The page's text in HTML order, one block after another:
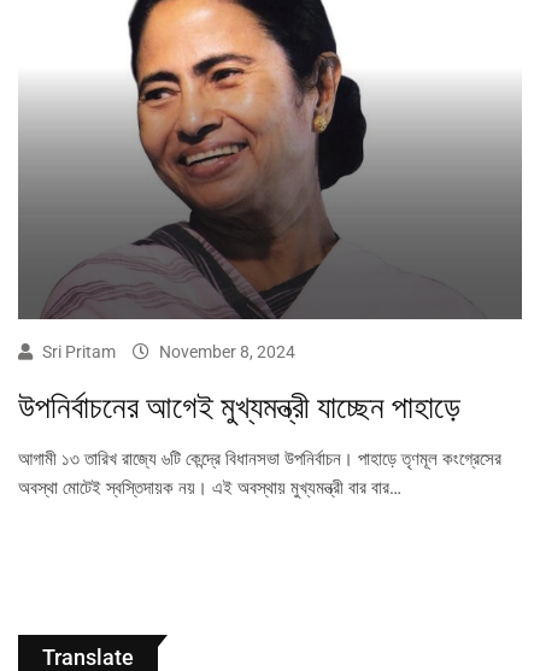
Sri Pritam November 8, 2024
উপনির্বাচনের আগেই মুখ্যমন্ত্রী যাচ্ছেন পাহাড়ে
আগামী ১৩ তারিখ রাজ্যে ৬টি কেন্দ্রে বিধানসভা উপনির্বাচন। পাহাড়ে তৃণমূল কংগ্রেসের
অবস্থা মোটেই স্বস্তিদায়ক নয়। এই অবস্থায় মুখ্যমন্ত্রী বার বার…
Translate